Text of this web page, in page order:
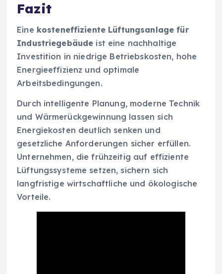
Fazit
Eine kosteneffiziente Lüftungsanlage für
Industriegebäude ist eine nachhaltige
Investition in niedrige Betriebskosten, hohe
Energieeffizienz und optimale
Arbeitsbedingungen.
Durch intelligente Planung, moderne Technik
und Wärmerückgewinnung lassen sich
Energiekosten deutlich senken und
gesetzliche Anforderungen sicher erfüllen.
Unternehmen, die frühzeitig auf effiziente
Lüftungssysteme setzen, sichern sich
langfristige wirtschaftliche und ökologische
Vorteile.